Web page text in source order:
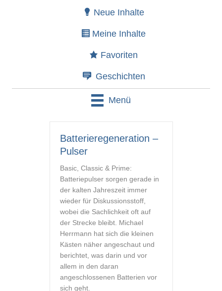
Neue Inhalte
Meine Inhalte
Favoriten
Geschichten
Menü
Batterieregeneration –
Pulser
Basic, Classic & Prime:
Batteriepulser sorgen gerade in
der kalten Jahreszeit immer
wieder für Diskussionsstoff,
wobei die Sachlichkeit oft auf
der Strecke bleibt. Michael
Herrmann hat sich die kleinen
Kästen näher angeschaut und
berichtet, was darin und vor
allem in den daran
angeschlossenen Batterien vor
sich geht.